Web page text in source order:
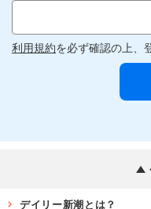
利用規約を必ず確認の上、
デイリー新潮とは？